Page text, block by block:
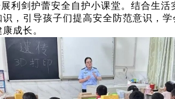
利剑护蕾安全自护小课堂。结合生
，引导孩子们提高安全防范意识，
成长。